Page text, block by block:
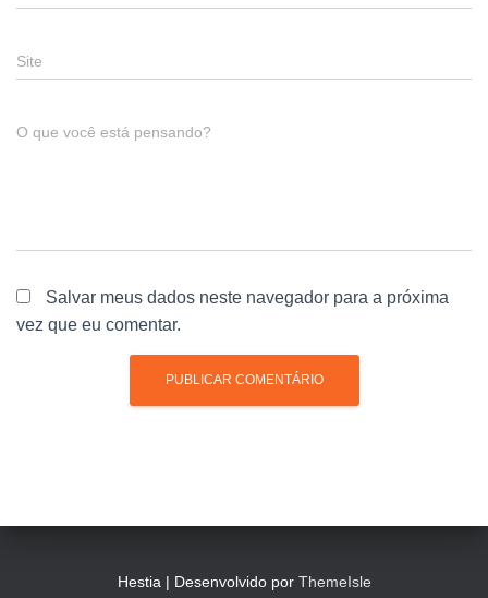
Site
O que você está pensando?
Salvar meus dados neste navegador para a próxima
vez que eu comentar.
Hestia | Desenvolvido por ThemeIsle